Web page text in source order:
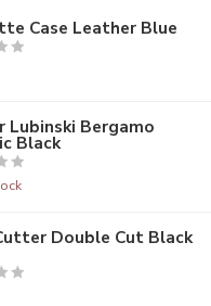
Case Leather Blue
Lubinski Bergamo
Black
Double Cut Black